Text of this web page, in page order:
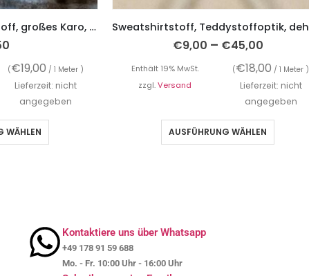
Mantelflausch, Wollstoff, großes Karo, Beige Grau
(€19,00 / 1 Meter )
Lieferzeit: nicht
angegeben
WÄHLEN
€9,00 – €45,00
Enthält 19% MwSt. (€18,00 / 1 Meter )
zzgl.Versand
Lieferzeit: nicht
angegeben
AUSFÜHRUNG WÄHLEN
Kontaktiere uns über Whatsapp
+49 178 91 59 688
Mo. - Fr. 10:00 Uhr - 16:00 Uhr